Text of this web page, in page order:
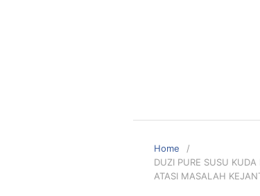
Home
DUZI PURE SUSU
ATASI MASALAH